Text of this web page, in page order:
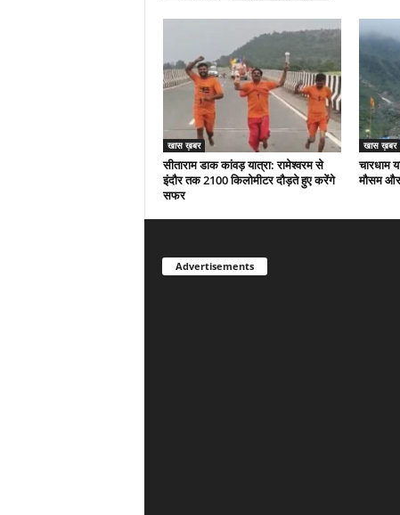
खास ख़बर
सीताराम डाक कांवड़ यात्रा: रामेश्वरम से
इंदौर तक 2100 किलोमीटर दौड़ते हुए करेंगे
सफर
खास ख़बर
चारधाम
मौसम और
Advertisements